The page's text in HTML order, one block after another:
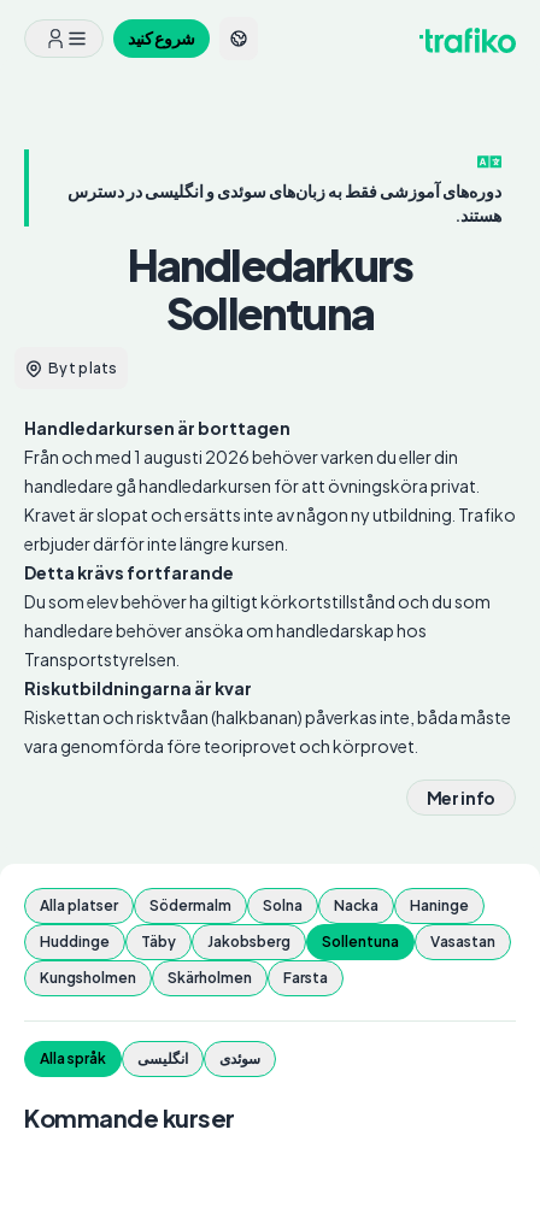
شروع کنید
دوره‌های آموزشی فقط به زبان‌های سوئدی و انگلیسی در دسترس
هستند.
Handledarkurs
Sollentuna
Byt plats
Handledarkursen är borttagen
Från och med 1 augusti 2026 behöver varken du eller din
handledare gå handledarkursen för att övningsköra privat.
Kravet är slopat och ersätts inte av någon ny utbildning. Trafiko
erbjuder därför inte längre kursen.
Detta krävs fortfarande
Du som elev behöver ha giltigt körkortstillstånd och du som
handledare behöver ansöka om handledarskap hos
Transportstyrelsen.
Riskutbildningarna är kvar
Riskettan och risktvåan (halkbanan) påverkas inte, båda måste
vara genomförda före teoriprovet och körprovet.
Mer info
Alla platser Södermalm Solna Nacka
Haninge
Huddinge
Täby Jakobsberg Sollentuna
Vasastan
Kungsholmen
Skärholmen Farsta
Alla språk انگلیسی سوئدی
Kommande kurser